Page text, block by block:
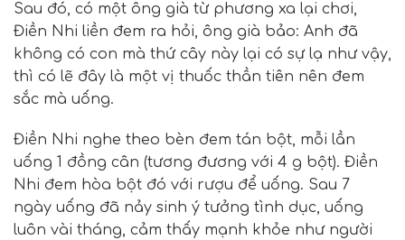
Sau đó, có một ông già từ phương xa lại chơi,
Điền Nhi liền đem ra hỏi, ông già bảo: Anh đã
không có con mà thứ cây này lại có sự lạ như vậy,
thì có lẽ đây là một vị thuốc thần tiên nên đem
sắc mà uống.
Điền Nhi nghe theo bèn đem tán bột, mỗi lần
uống 1 đồng cân (tương đương với 4 g bột). Điền
Nhi đem hòa bột đó với rượu để uống. Sau 7
ngày uống đã nảy sinh ý tưởng tình dục, uống
luôn vài tháng, cảm thấy mạnh khỏe như người